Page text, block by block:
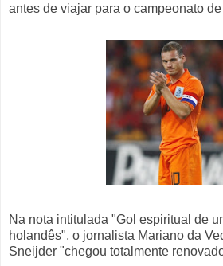
antes de viajar para o campeonato
Na nota intitulada "Gol espiritual de
holandês", o jornalista Mariano da
Sneijder "chegou totalmente